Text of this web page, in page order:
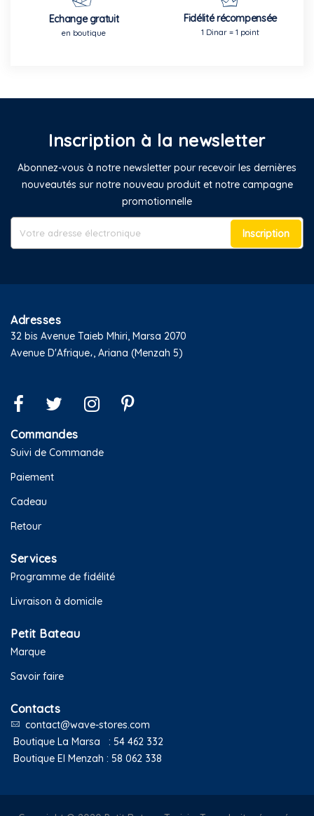
Echange gratuit
en boutique
Fidélité récompensée
1 Dinar = 1 point
Inscription à la newsletter
Abonnez-vous à notre newsletter pour recevoir les dernières
nouveautés sur notre nouveau produit et notre campagne
promotionnelle
Inscription
Adresses
32 bis Avenue Taieb Mhiri, Marsa 2070
Avenue D'Afrique،, Ariana (Menzah 5)
Commandes
Suivi de Commande
Paiement
Cadeau
Retour
Services
Programme de fidélité
Livraison à domicile
Petit Bateau
Marque
Savoir faire
Contacts
contact@wave-stores.com
Boutique La Marsa : 54 462 332
Boutique El Menzah : 58 062 338